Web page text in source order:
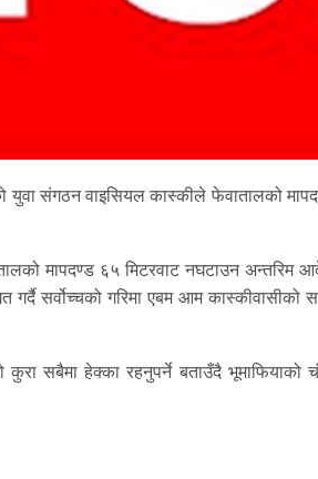
युवा संगठन वाइसियल कास्कीले फेवातालको
मापदण्ड ६५ मिटरवाट नघटाउन अन्तरिम
सर्वोच्चको गरिमा एबम आम कास्कीवासीको
कुरा सबैमा हेक्का रहनुपर्ने बताउँदै